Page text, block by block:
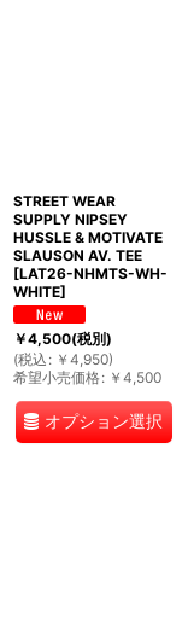
STREET WEAR
SUPPLY NIPSEY
HUSSLE & MOTIVATE
SLAUSON AV. TEE
[LAT26-NHMTS-WH-
WHITE]
￥4,500(税別)
(税込 : ￥ 4,950)
希望小売価格: ￥ 4,500
オプション選択